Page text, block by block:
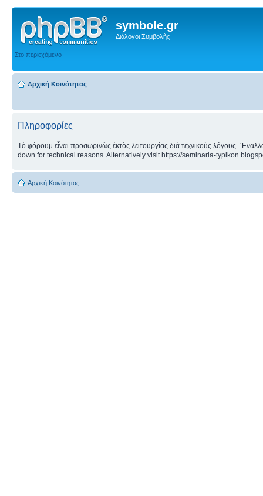
symbole.gr
Διάλογοι Συμβολῆς
Στο περιεχόμενο
Αρχική Κοινότητας
Πληροφορίες
Τὸ φόρουμ εἶναι προσωρινῶς ἐκτὸς λειτουργίας διὰ τεχνικοὺς λόγους.
down for technical reasons. Alternatively visit https://seminaria-
Αρχική Κοινότητας